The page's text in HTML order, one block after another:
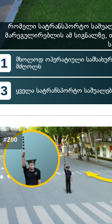
რომელი სატრანსპორტო
მარეგულირებლის ამ
1
მხოლოდ ოპერატიული
მძღოლს
3 ყველა სატრანსპორტო
#200